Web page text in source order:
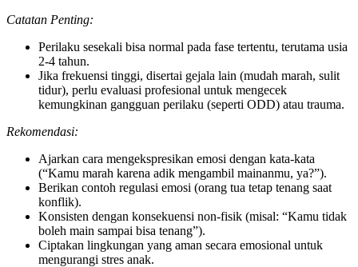
Catatan Penting:
Perilaku sesekali bisa normal pada fase tertentu, terutama usia
2-4 tahun.
Jika frekuensi tinggi, disertai gejala lain (mudah marah, sulit
tidur), perlu evaluasi profesional untuk mengecek
kemungkinan gangguan perilaku (seperti ODD) atau trauma.
Rekomendasi:
Ajarkan cara mengekspresikan emosi dengan kata-kata
(“Kamu marah karena adik mengambil mainanmu, ya?”).
Berikan contoh regulasi emosi (orang tua tetap tenang saat
konflik).
Konsisten dengan konsekuensi non-fisik (misal: “Kamu tidak
boleh main sampai bisa tenang”).
Ciptakan lingkungan yang aman secara emosional untuk
mengurangi stres anak.